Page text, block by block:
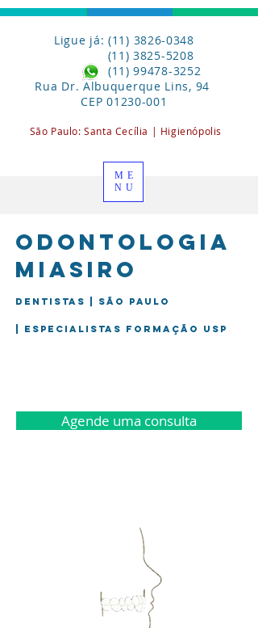
Odontologia
miasiro
Dentistas | São Paulo
| Especialistas formação USP
Ligue já: (11) 3826-0348
(11) 3825-5208
(11) 99478-3252
Rua Dr. Albuquerque Lins, 94
CEP01230-001
São Paulo:Santa Cecília | Higienópolis
Agende uma consulta
ME
NU